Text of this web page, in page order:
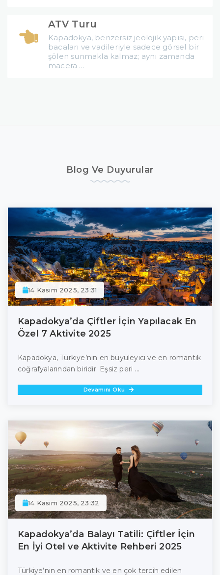
ATV Turu
Kapadokya, benzersiz jeolojik yapısı, peri
bacaları ve vadileriyle sadece görsel bir
şölen sunmakla kalmaz; aynı zamanda
macera ...
Blog Ve Duyurular
14 Kasım 2025, 23:31
Kapadokya’da Çiftler İçin Yapılacak En
Özel 7 Aktivite 2025
Kapadokya, Türkiye’nin en büyüleyici ve en romantik
coğrafyalarından biridir. Eşsiz peri ...
Devamını Oku
14 Kasım 2025, 23:32
Kapadokya’da Balayı Tatili: Çiftler İçin
En İyi Otel ve Aktivite Rehberi 2025
Türkiye’nin en romantik ve en çok tercih edilen